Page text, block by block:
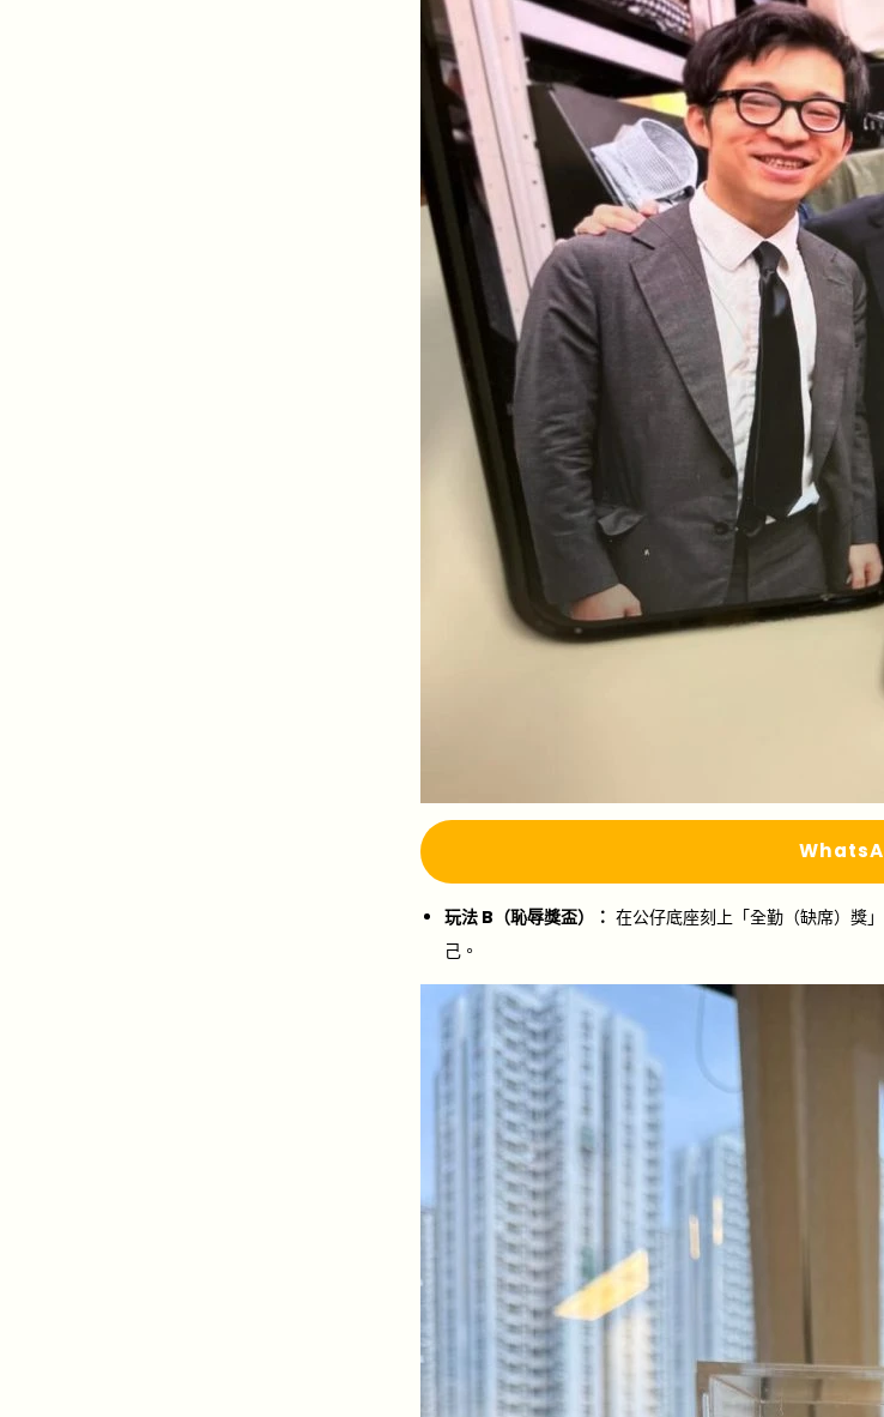
WhatsA
玩法 B（恥辱獎盃）： 在公仔底座刻上「全勤（缺席）獎」
己。